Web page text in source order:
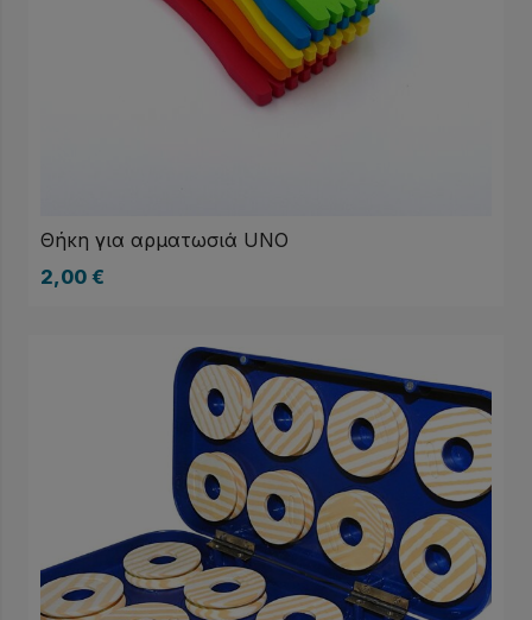
Θήκη για αρματωσιά UNO
2,00 €